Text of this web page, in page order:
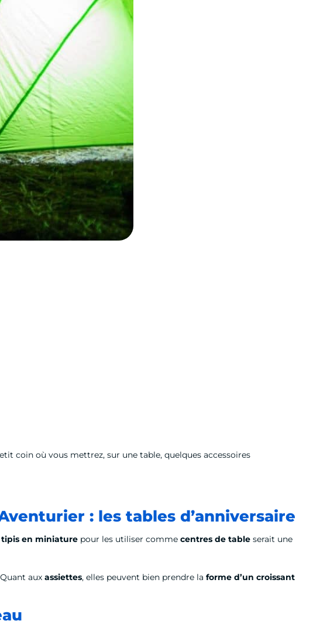
coin où vous mettrez, sur une table, quelques accessoires
: les tables d’anniversaire
tipis en miniature pour les utiliser commecentres de table serait une
auxassiettes, elles peuvent bien prendre laforme d’un croissant